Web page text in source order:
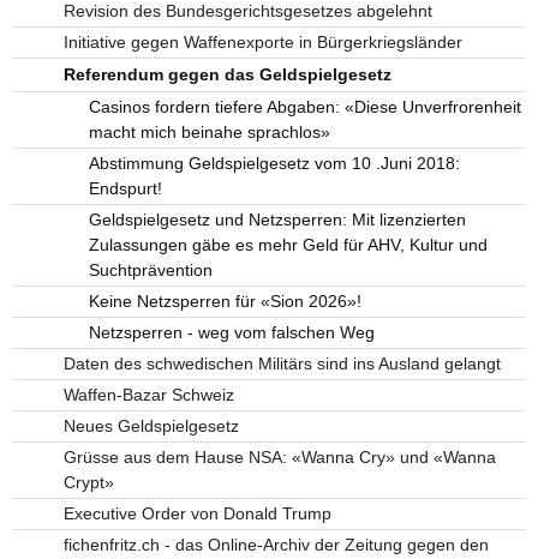
Revision des Bundesgerichtsgesetzes abgelehnt
Initiative gegen Waffenexporte in Bürgerkriegsländer
Referendum gegen das Geldspielgesetz
Casinos fordern tiefere Abgaben: «Diese Unverfrorenheit
macht mich beinahe sprachlos»
Abstimmung Geldspielgesetz vom 10 .Juni 2018:
Endspurt!
Geldspielgesetz und Netzsperren: Mit lizenzierten
Zulassungen gäbe es mehr Geld für AHV, Kultur und
Suchtprävention
Keine Netzsperren für «Sion 2026»!
Netzsperren - weg vom falschen Weg
Daten des schwedischen Militärs sind ins Ausland gelangt
Waffen-Bazar Schweiz
Neues Geldspielgesetz
Grüsse aus dem Hause NSA: «Wanna Cry» und «Wanna
Crypt»
Executive Order von Donald Trump
fichenfritz.ch - das Online-Archiv der Zeitung gegen den